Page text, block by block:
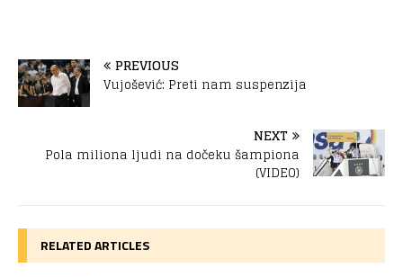
PREVIOUS
Vujošević: Preti nam suspenzija
NEXT
Pola miliona ljudi na dočeku šampiona
(VIDEO)
RELATED ARTICLES